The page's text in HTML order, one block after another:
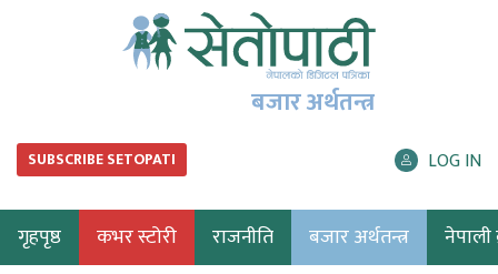
बजार अर्थतन्त्र
SUBSCRIBE SETOPATI LOG IN
गृहपृष्ठ कभर स्टोरी राजनीति बजार अर्थतन्त्र नेपाली